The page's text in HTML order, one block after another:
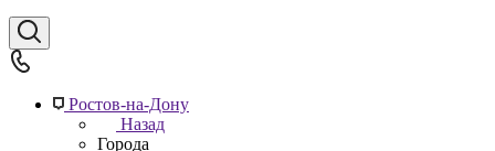
Ростов-на-Дону
Назад
Города